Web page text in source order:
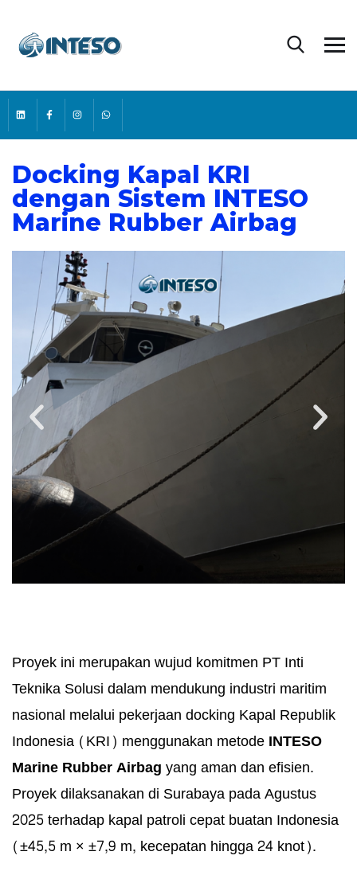
Docking Kapal KRI
dengan Sistem INTESO
Marine Rubber Airbag
Proyek ini merupakan wujud komitmen PT Inti
Teknika Solusi dalam mendukung industri maritim
nasional melalui pekerjaan docking Kapal Republik
Indonesia (KRI) menggunakan metodeINTESO
Marine Rubber Airbagyang aman dan efisien.
Proyek dilaksanakan di Surabaya pada Agustus
2025 terhadap kapal patroli cepat buatan Indonesia
(±45,5 m × ±7,9 m, kecepatan hingga 24 knot).